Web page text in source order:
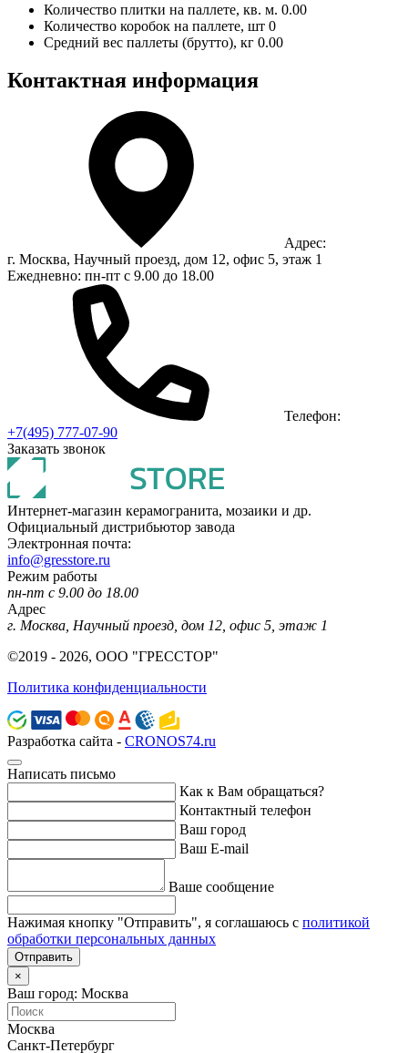
Количество плитки на паллете, кв. м. 0.00
Количество коробок на паллете, шт 0
Средний вес паллеты (брутто), кг 0.00
Контактная информация
Адрес:
г. Москва, Научный проезд, дом 12, офис 5, этаж 1
Ежедневно: пн-пт с 9.00 до 18.00
Телефон:
+7(495) 777-07-90
Заказать звонок
Интернет-магазин керамогранита, мозаики и др.
Официальный дистрибьютор завода
Электронная почта:
info@gresstore.ru
Режим работы
пн-пт с 9.00 до 18.00
Адрес
г. Москва, Научный проезд, дом 12, офис 5, этаж 1
©2019 - 2026, ООО "ГРЕССТОР"
Политика конфиденциальности
Разработка сайта - CRONOS74.ru
Написать письмо
Как к Вам обращаться?
Контактный телефон
Ваш город
Ваш E-mail
Ваше сообщение
Нажимая кнопку "Отправить", я соглашаюсь с политикой
обработки персональных данных
Отправить
×
Ваш город: Москва
Москва
Санкт-Петербург